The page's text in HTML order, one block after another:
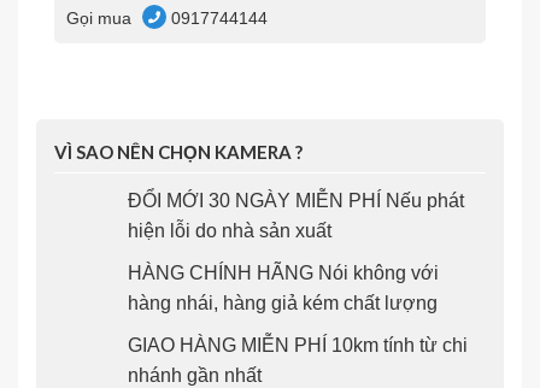
Gọi mua 0917744144
VÌ SAO NÊN CHỌN KAMERA ?
ĐỔI MỚI 30 NGÀY MIỄN PHÍ Nếu phát
hiện lỗi do nhà sản xuất
HÀNG CHÍNH HÃNG Nói không với
hàng nhái, hàng giả kém chất lượng
GIAO HÀNG MIỄN PHÍ 10km tính từ chi
nhánh gần nhất